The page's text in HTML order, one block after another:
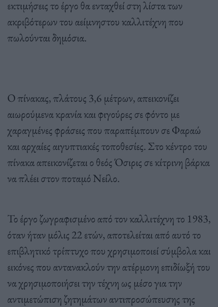
εκτιμήσεις το έργο θα ενταχθεί στη λίστα των
ακριβότερων του αείμνηστου καλλιτέχνη που
πωλούνται δημόσια.
Ο πίνακας, πλάτους 3,6 μέτρων, απεικονίζει
αιωρούμενα κρανία και φιγούρες σε φόντο με
χαραγμένες φράσεις που παραπέμπουν σε Φαραώ
και αρχαίες αιγυπτιακές τοποθεσίες. Στο κέντρο του
πίνακα απεικονίζεται ο θεός Όσιρις σε κίτρινη βάρκα
να πλέει στον ποταμό Νείλο.
Το έργο ζωγραφισμένο από τον καλλιτέχνη το 1983,
όταν ήταν μόλις 22 ετών, αποτελείται από αυτό το
επιβλητικό τρίπτυχο που χρησιμοποιεί σύμβολα και
εικόνες που αντανακλούν την ατέρμονη επιδίωξή του
να χρησιμοποιήσει την τέχνη ως μέσο για την
αντιμετώπιση ζητημάτων αντιπροσώπευσης της